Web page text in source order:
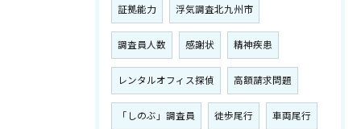
証拠能力 浮気調査北九州市
調査員人数 感謝状 精神疾患
レンタルオフィス探偵 高額請求問題
「しのぶ」調査員 徒歩尾行 車両尾行